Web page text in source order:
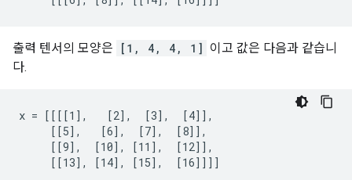
출력 텐서의 모양은 [1, 4, 4, 1] 이고 값은 다음과 같습니
다.
x = [[[[1],   [2],  [3],  [4]],
     [[5],   [6],  [7],  [8]],
     [[9],  [10], [11],  [12]],
     [[13], [14], [15],  [16]]]]